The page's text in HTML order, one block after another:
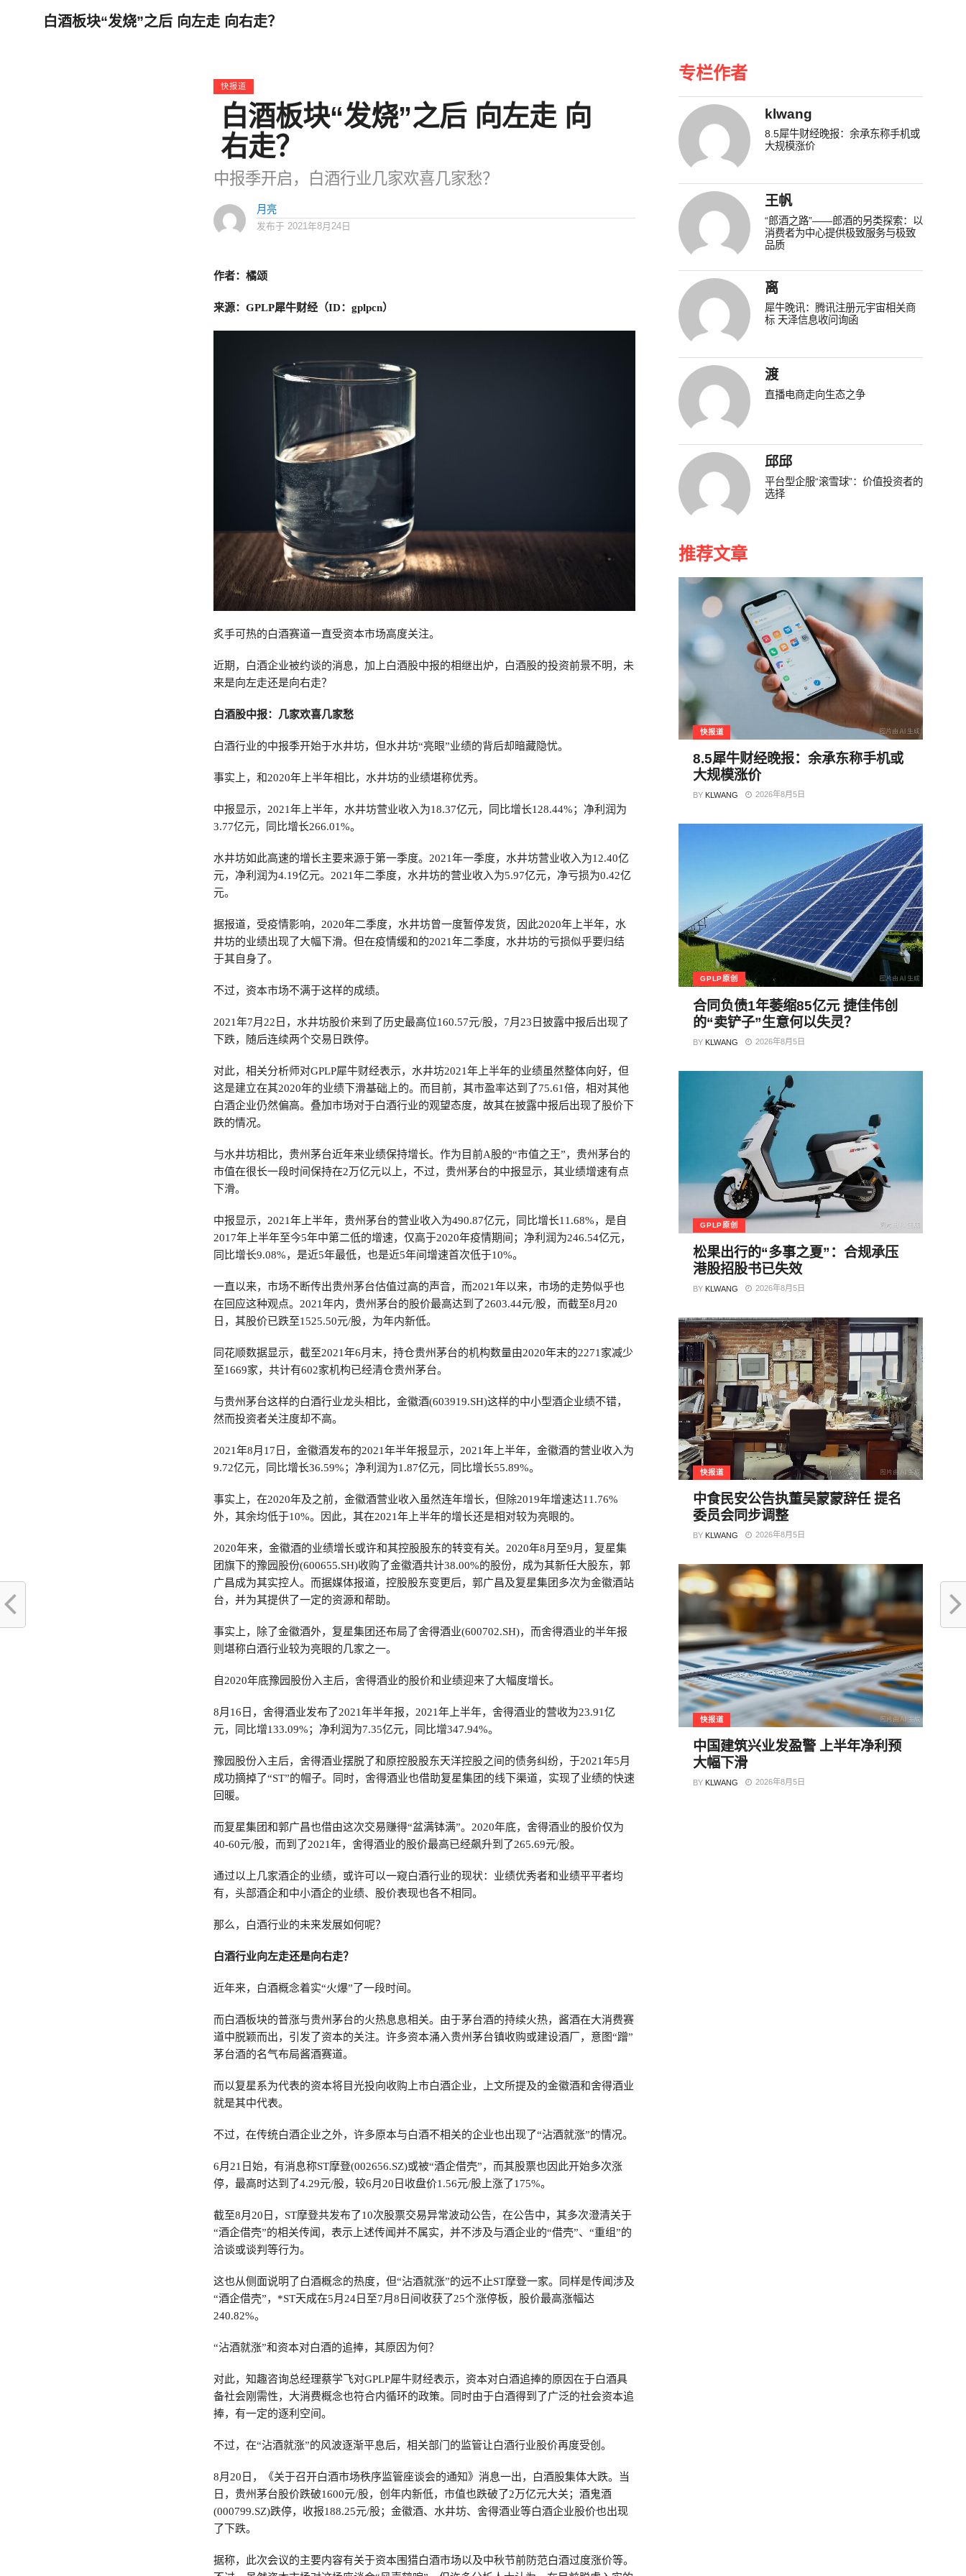
白酒板块“发烧”之后 向左走 向右走？
快报道
白酒板块“发烧”之后 向左走 向
右走？
中报季开启，白酒行业几家欢喜几家愁？
月亮
发布于 2021年8月24日
作者：橘颂
来源：GPLP犀牛财经（ID：gplpcn）
炙手可热的白酒赛道一直受资本市场高度关注。
近期，白酒企业被约谈的消息，加上白酒股中报的相继出炉，白酒股的投资前景不明，未
来是向左走还是向右走？
白酒股中报：几家欢喜几家愁
白酒行业的中报季开始于水井坊，但水井坊“亮眼”业绩的背后却暗藏隐忧。
事实上，和2020年上半年相比，水井坊的业绩堪称优秀。
中报显示，2021年上半年，水井坊营业收入为18.37亿元，同比增长128.44%；净利润为
3.77亿元，同比增长266.01%。
水井坊如此高速的增长主要来源于第一季度。2021年一季度，水井坊营业收入为12.40亿
元，净利润为4.19亿元。2021年二季度，水井坊的营业收入为5.97亿元，净亏损为0.42亿
元。
据报道，受疫情影响，2020年二季度，水井坊曾一度暂停发货，因此2020年上半年，水
井坊的业绩出现了大幅下滑。但在疫情缓和的2021年二季度，水井坊的亏损似乎要归结
于其自身了。
不过，资本市场不满于这样的成绩。
2021年7月22日，水井坊股价来到了历史最高位160.57元/股，7月23日披露中报后出现了
下跌，随后连续两个交易日跌停。
对此，相关分析师对GPLP犀牛财经表示，水井坊2021年上半年的业绩虽然整体向好，但
这是建立在其2020年的业绩下滑基础上的。而目前，其市盈率达到了75.61倍，相对其他
白酒企业仍然偏高。叠加市场对于白酒行业的观望态度，故其在披露中报后出现了股价下
跌的情况。
与水井坊相比，贵州茅台近年来业绩保持增长。作为目前A股的“市值之王”，贵州茅台的
市值在很长一段时间保持在2万亿元以上，不过，贵州茅台的中报显示，其业绩增速有点
下滑。
中报显示，2021年上半年，贵州茅台的营业收入为490.87亿元，同比增长11.68%，是自
2017年上半年至今5年中第二低的增速，仅高于2020年疫情期间；净利润为246.54亿元，
同比增长9.08%，是近5年最低，也是近5年间增速首次低于10%。
一直以来，市场不断传出贵州茅台估值过高的声音，而2021年以来，市场的走势似乎也
在回应这种观点。2021年内，贵州茅台的股价最高达到了2603.44元/股，而截至8月20
日，其股价已跌至1525.50元/股，为年内新低。
同花顺数据显示，截至2021年6月末，持仓贵州茅台的机构数量由2020年末的2271家减少
至1669家，共计有602家机构已经清仓贵州茅台。
与贵州茅台这样的白酒行业龙头相比，金徽酒(603919.SH)这样的中小型酒企业绩不错，
然而投资者关注度却不高。
2021年8月17日，金徽酒发布的2021年半年报显示，2021年上半年，金徽酒的营业收入为
9.72亿元，同比增长36.59%；净利润为1.87亿元，同比增长55.89%。
事实上，在2020年及之前，金徽酒营业收入虽然连年增长，但除2019年增速达11.76%
外，其余均低于10%。因此，其在2021年上半年的增长还是相对较为亮眼的。
2020年来，金徽酒的业绩增长或许和其控股股东的转变有关。2020年8月至9月，复星集
团旗下的豫园股份(600655.SH)收购了金徽酒共计38.00%的股份，成为其新任大股东，郭
广昌成为其实控人。而据媒体报道，控股股东变更后，郭广昌及复星集团多次为金徽酒站
台，并为其提供了一定的资源和帮助。
事实上，除了金徽酒外，复星集团还布局了舍得酒业(600702.SH)，而舍得酒业的半年报
则堪称白酒行业较为亮眼的几家之一。
自2020年底豫园股份入主后，舍得酒业的股价和业绩迎来了大幅度增长。
8月16日，舍得酒业发布了2021年半年报，2021年上半年，舍得酒业的营收为23.91亿
元，同比增133.09%；净利润为7.35亿元，同比增347.94%。
豫园股份入主后，舍得酒业摆脱了和原控股股东天洋控股之间的债务纠纷，于2021年5月
成功摘掉了“ST”的帽子。同时，舍得酒业也借助复星集团的线下渠道，实现了业绩的快速
回暖。
而复星集团和郭广昌也借由这次交易赚得“盆满钵满”。2020年底，舍得酒业的股价仅为
40-60元/股，而到了2021年，舍得酒业的股价最高已经飙升到了265.69元/股。
通过以上几家酒企的业绩，或许可以一窥白酒行业的现状：业绩优秀者和业绩平平者均
有，头部酒企和中小酒企的业绩、股价表现也各不相同。
那么，白酒行业的未来发展如何呢？
白酒行业向左走还是向右走？
近年来，白酒概念着实“火爆”了一段时间。
而白酒板块的普涨与贵州茅台的火热息息相关。由于茅台酒的持续火热，酱酒在大消费赛
道中脱颖而出，引发了资本的关注。许多资本涌入贵州茅台镇收购或建设酒厂，意图“蹭”
茅台酒的名气布局酱酒赛道。
而以复星系为代表的资本将目光投向收购上市白酒企业，上文所提及的金徽酒和舍得酒业
就是其中代表。
不过，在传统白酒企业之外，许多原本与白酒不相关的企业也出现了“沾酒就涨”的情况。
6月21日始，有消息称ST摩登(002656.SZ)或被“酒企借壳”，而其股票也因此开始多次涨
停，最高时达到了4.29元/股，较6月20日收盘价1.56元/股上涨了175%。
截至8月20日，ST摩登共发布了10次股票交易异常波动公告，在公告中，其多次澄清关于
“酒企借壳”的相关传闻，表示上述传闻并不属实，并不涉及与酒企业的“借壳”、“重组”的
洽谈或谈判等行为。
这也从侧面说明了白酒概念的热度，但“沾酒就涨”的远不止ST摩登一家。同样是传闻涉及
“酒企借壳”，*ST天成在5月24日至7月8日间收获了25个涨停板，股价最高涨幅达
240.82%。
“沾酒就涨”和资本对白酒的追捧，其原因为何？
对此，知趣咨询总经理蔡学飞对GPLP犀牛财经表示，资本对白酒追捧的原因在于白酒具
备社会刚需性，大消费概念也符合内循环的政策。同时由于白酒得到了广泛的社会资本追
捧，有一定的逐利空间。
不过，在“沾酒就涨”的风波逐渐平息后，相关部门的监管让白酒行业股价再度受创。
8月20日，《关于召开白酒市场秩序监管座谈会的通知》消息一出，白酒股集体大跌。当
日，贵州茅台股价跌破1600元/股，创年内新低，市值也跌破了2万亿元大关；酒鬼酒
(000799.SZ)跌停，收报188.25元/股；金徽酒、水井坊、舍得酒业等白酒企业股价也出现
了下跌。
据称，此次会议的主要内容有关于资本围猎白酒市场以及中秋节前防范白酒过度涨价等。
专栏作者
klwang
8.5犀牛财经晚报：余承东称手机或
大规模涨价
王帆
“郎酒之路”——郎酒的另类探索：以
消费者为中心提供极致服务与极致
品质
离
犀牛晚讯：腾讯注册元宇宙相关商
标 天泽信息收问询函
渡
直播电商走向生态之争
邱邱
平台型企服“滚雪球”：价值投资者的
选择
推荐文章
快报道
8.5犀牛财经晚报：余承东称手机或
大规模涨价
BY KLWANG 2026年8月5日
GPLP原创
合同负债1年萎缩85亿元 捷佳伟创
的“卖铲子”生意何以失灵？
BY KLWANG 2026年8月5日
GPLP原创
松果出行的“多事之夏”：合规承压
港股招股书已失效
BY KLWANG 2026年8月5日
快报道
中食民安公告执董吴蒙蒙辞任 提名
委员会同步调整
BY KLWANG 2026年8月5日
快报道
中国建筑兴业发盈警 上半年净利预
大幅下滑
BY KLWANG 2026年8月5日